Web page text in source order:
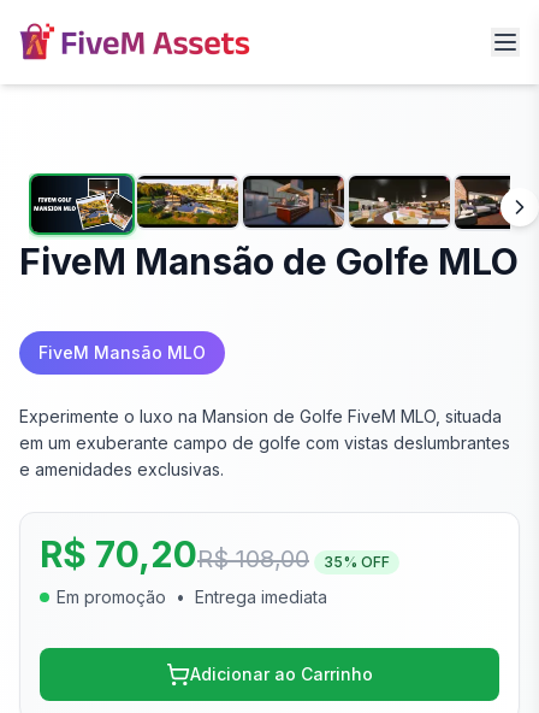
FiveM Mansão de Golfe MLO
FiveM Mansão MLO
Experimente o luxo na Mansion de Golfe FiveM MLO, situada
em um exuberante campo de golfe com vistas deslumbrantes
e amenidades exclusivas.
R$ 70,20R$ 108,00 35% OFF
Em promoção • Entrega imediata
Adicionar ao Carrinho